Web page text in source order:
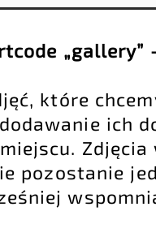
„gallery”
które
dodawanie ich
pozostanie